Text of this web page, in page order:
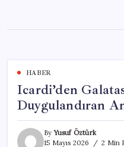
content
HABER
Icardi’den
Duygulandıran
ByYusuf Öztürk
15 Mayıs 2026
2 Min